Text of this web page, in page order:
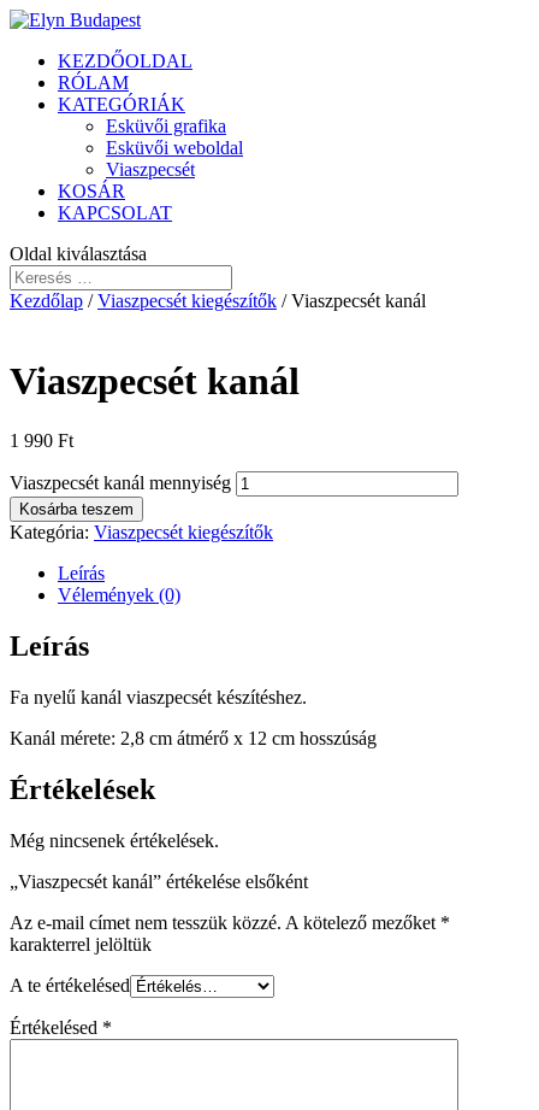
KEZDŐOLDAL
RÓLAM
KATEGÓRIÁK
Esküvői grafika
Esküvői weboldal
Viaszpecsét
KOSÁR
KAPCSOLAT
Oldal kiválasztása
Kezdőlap /Viaszpecsét kiegészítők / Viaszpecsét kanál
Viaszpecsét kanál
1 990 Ft
Viaszpecsét kanál mennyiség
Kosárba teszem
Kategória: Viaszpecsét kiegészítők
Leírás
Vélemények (0)
Leírás
Fa nyelű kanál viaszpecsét készítéshez.
Kanál mérete: 2,8 cm átmérő x 12 cm hosszúság
Értékelések
Még nincsenek értékelések.
„Viaszpecsét kanál” értékelése elsőként
Az e-mail címet nem tesszük közzé. A kötelező mezőket *
karakterrel jelöltük
A te értékelésed
Értékelésed *